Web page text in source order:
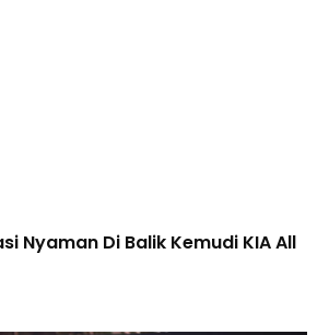
Nyaman Di Balik Kemudi KIA All